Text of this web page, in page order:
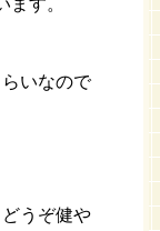
いなので
うぞ健や